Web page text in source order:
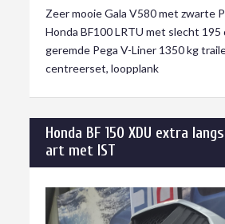
Zeer mooie Gala V580 met zwarte
Honda BF100 LRTU met slecht 195
geremde Pega V-Liner 1350 kg
centreerset, loopplank
Honda BF 150 XDU extra
art met IST